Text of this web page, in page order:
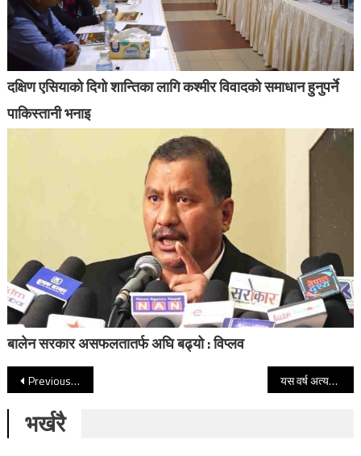
दक्षिण एसियाको दिगो शान्तिका लागि कश्मीर विवादको समाधान हुनुपर्ने
पाकिस्तानी भनाइ
बालेन सरकार असफलतातर्फ अघि बढ्यो : विप्लव
Post navigation
Previous Post यस वर्ष अत्यधिक हिमपात, हुम्लामा फेरि हिमपात
भर्खरै